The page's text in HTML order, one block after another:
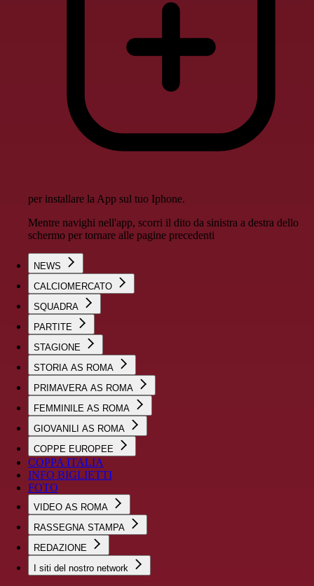
per installare la App sul tuo Iphone.
Mentre navighi nell'app, scorri il dito da sinistra a destra dello
schermo per tornare alle pagine precedenti
NEWS
CALCIOMERCATO
SQUADRA
PARTITE
STAGIONE
STORIA AS ROMA
PRIMAVERA AS ROMA
FEMMINILE AS ROMA
GIOVANILI AS ROMA
COPPE EUROPEE
COPPA ITALIA
INFO BIGLIETTI
FOTO
VIDEO AS ROMA
RASSEGNA STAMPA
REDAZIONE
I siti del nostro network